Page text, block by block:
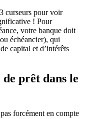
curseurs pour voir
! Pour
votre banque doit
échéancier), qui
capital et d’intérêts
prêt dans le
forcément en compte